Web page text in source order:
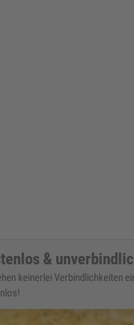
&
keinerlei Verbindlichkeiten